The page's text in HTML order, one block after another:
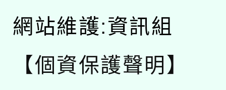
網站維護:資訊組
【個資保護聲明】